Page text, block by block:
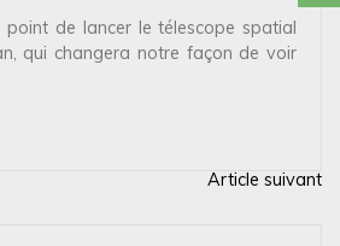
point de lancer le télescope spatial
qui changera notre façon de voir
Article suivant